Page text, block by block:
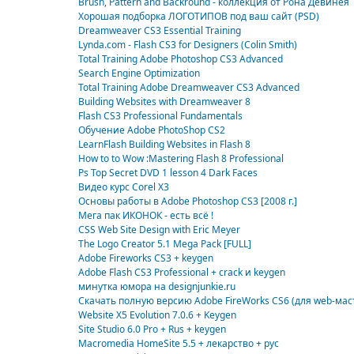
Хорошая подборка ЛОГОТИПОВ под ваш сайт (PSD)
Dreamweaver CS3 Essential Training
Lynda.com - Flash CS3 for Designers (Colin Smith)
Total Training Adobe Photoshop CS3 Advanced
Search Engine Optimization
Total Training Adobe Dreamweaver CS3 Advanced
Building Websites with Dreamweaver 8
Flash CS3 Professional Fundamentals
Обучение Adobe PhotoShop CS2
LearnFlash Building Websites in Flash 8
How to to Wow :Mastering Flash 8 Professional
Ps Top Secret DVD 1 lesson 4 Dark Faces
Видео курс Corel X3
Основы работы в Adobe Photoshop CS3 [2008 г.]
Мега пак ИКОНОК - есть всё !
CSS Web Site Design with Eric Meyer
The Logo Creator 5.1 Mega Pack [FULL]
Adobe Fireworks CS3 + keygen
Adobe Flash CS3 Professional + crack и keygen
минутка юмора на designjunkie.ru
Скачать полную версию Adobe FireWorks CS6 (для web-
Website X5 Evolution 7.0.6 + Keygen
Site Studio 6.0 Pro + Rus + keygen
Macromedia HomeSite 5.5 + лекарство + рус